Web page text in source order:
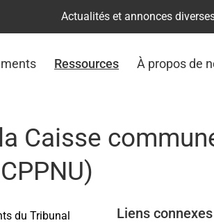
Actualités et annonces
Ressources À propos de
Caisse
du Tribunal
Liens connexes